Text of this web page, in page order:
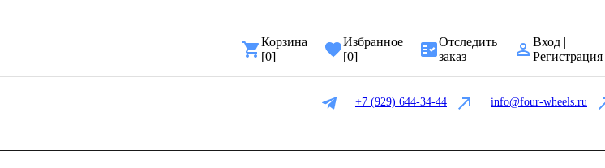
Корзина
[0]
Избранное
[0]
Отследить
заказ
Вход |
Регистрация
+7 (929) 644-34-44 info@four-wheels.ru